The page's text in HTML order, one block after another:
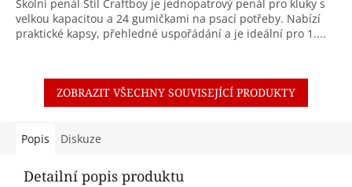
Školní penál Stil Craftboy je jednopatrový penál pro kluky s
velkou kapacitou a 24 gumičkami na psací potřeby. Nabízí
praktické kapsy, přehledné uspořádání a je ideální pro 1....
ZOBRAZIT VŠECHNY SOUVISEJÍCÍ PRODUKTY
Popis Diskuze
Detailní popis produktu